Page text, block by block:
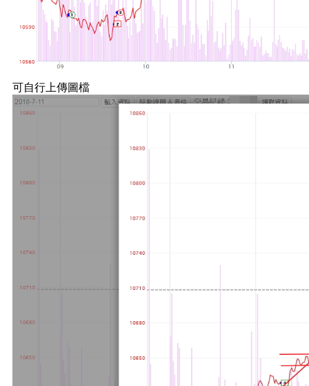
可自行上傳圖檔